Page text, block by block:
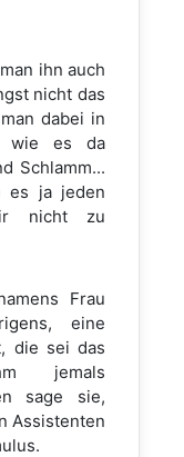
ihn auch
nicht das
dabei in
wie es da
Schlamm...
es ja jeden
nicht zu
Frau
eine
die sei das
jemals
sage sie,
Assistenten